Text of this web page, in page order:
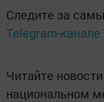
Следите за
Telegram-канале
Читайте
национальном